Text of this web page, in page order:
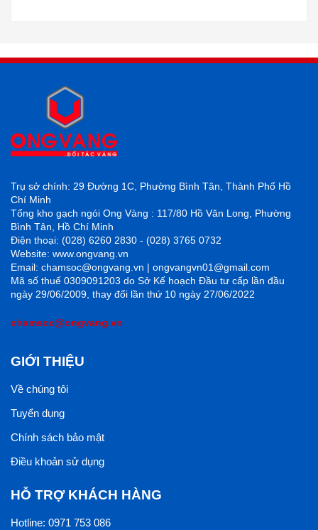
Trụ sở chính: 29 Đường 1C, Phường Bình Tân, Thành Phố Hồ
Chí Minh
Tổng kho gạch ngói Ong Vàng : 117/80 Hồ Văn Long, Phường
Bình Tân, Hồ Chí Minh
Điện thoại: (028) 6260 2830 - (028) 3765 0732
Website: www.ongvang.vn
Email: chamsoc@ongvang.vn | ongvangvn01@gmail.com
Mã số thuế 0309091203 do Sở Kế hoạch Đầu tư cấp lần đầu
ngày 29/06/2009, thay đổi lần thứ 10 ngày 27/06/2022
chamsoc@ongvang.vn
GIỚI THIỆU
Về chúng tôi
Tuyển dụng
Chính sách bảo mật
Điều khoản sử dụng
HỖ TRỢ KHÁCH HÀNG
Hotline: 0971 753 086